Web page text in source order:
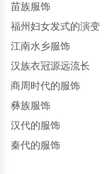
苗族服饰
福州妇女发式的演变
江南水乡服饰
汉族衣冠源远流长
商周时代的服饰
彝族服饰
汉代的服饰
秦代的服饰